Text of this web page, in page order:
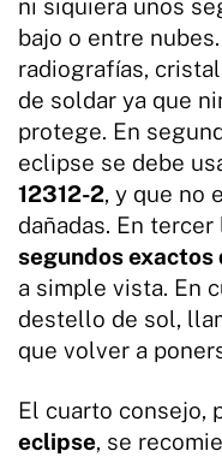
ni siquiera unos
bajo o entre
radiografías,
de soldar ya que
protege. En
eclipse se debe
12312-2, y que no
dañadas. En
segundos
a simple vista. En
destello de sol,
que volver a
El cuarto consejo,
eclipse, se